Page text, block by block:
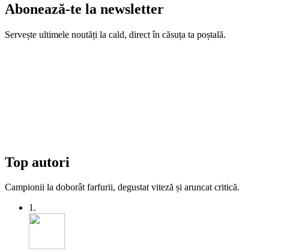
Abonează-te la newsletter
Servește ultimele noutăți la cald, direct în căsuța ta poștală.
Top autori
Campionii la doborât farfurii, degustat viteză și aruncat critică.
1.